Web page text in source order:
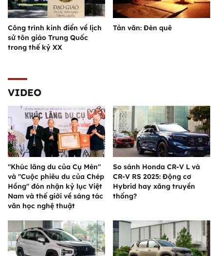
Công trình kinh điển về lịch
sử tôn giáo Trung Quốc
trong thế kỷ XX
Tản văn: Đèn quê
VIDEO
"Khúc lãng du của Cụ Mén"
và "Cuộc phiêu du của Chép
Hồng" đón nhận kỷ lục Việt
Nam và thế giới về sáng tác
văn học nghệ thuật
So sánh Honda CR-V L và
CR-V RS 2025: Động cơ
Hybrid hay xăng truyền
thống?